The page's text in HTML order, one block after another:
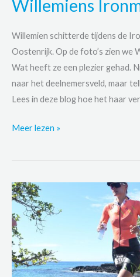
Willemiens
Willemien schitterde tijdens de
Oostenrijk. Op de foto’s zien we
Wat heeft ze een plezier gehad.
naar het deelnemersveld, maar
Lees in deze blog hoe het haar
Met
naar
finish:
Willemiens
Ironman
Klagenfurt
Meer lezen »